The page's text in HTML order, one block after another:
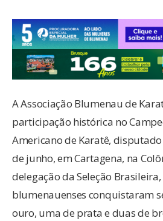
A Associação Blumenau de
participação histórica no
Americano de Karatê,
de junho, em Cartagena, na
delegação da Seleção
blumenauenses conquistaram
ouro, uma de prata e duas de